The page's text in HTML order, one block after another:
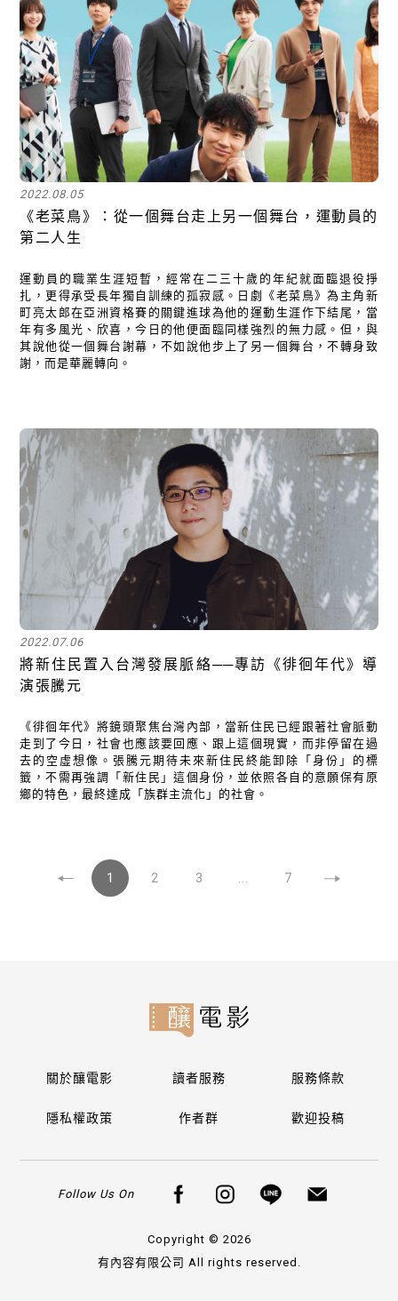
2022.08.05
《老菜鳥》：從一個舞台走上另一個舞台，運動員的
第二人生
運動員的職業生涯短暫，經常在二三十歲的年紀就面臨退役掙
扎，更得承受長年獨自訓練的孤寂感。日劇《老菜鳥》為主角新
町亮太郎在亞洲資格賽的關鍵進球為他的運動生涯作下結尾，當
年有多風光、欣喜，今日的他便面臨同樣強烈的無力感。但，與
其說他從一個舞台謝幕，不如說他步上了另一個舞台，不轉身致
謝，而是華麗轉向。
2022.07.06
將新住民置入台灣發展脈絡──專訪《徘徊年代》導
演張騰元
《徘徊年代》將鏡頭聚焦台灣內部，當新住民已經跟著社會脈動
走到了今日，社會也應該要回應、跟上這個現實，而非停留在過
去的空虛想像。張騰元期待未來新住民終能卸除「身份」的標
籤，不需再強調「新住民」這個身份，並依照各自的意願保有原
鄉的特色，最終達成「族群主流化」的社會。
1 2 3 7
關於釀電影 讀者服務 服務條款
隱私權政策 作者群 歡迎投稿
Follow Us On
Copyright © 2026
有內容有限公司 All rights reserved.